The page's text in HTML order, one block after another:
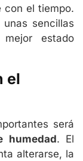
con el tiempo.
sencillas
estado
el
será
humedad. El
alterarse, la